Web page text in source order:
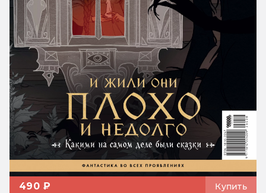
490 ₽ Купить